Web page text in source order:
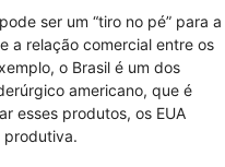
ser um “tiro no pé” para a
a relação comercial entre os
o Brasil é um dos
americano, que é
esses produtos, os EUA
produtiva.